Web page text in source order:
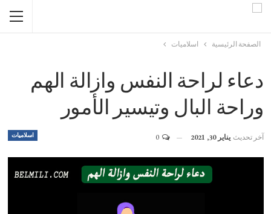
الصفحة الرئيسية اسلاميات
دعاء لراحة النفس وازالة الهم
وراحة البال وتيسير الأمور
اسلاميات آخر تحديثيناير 30, 2021 0